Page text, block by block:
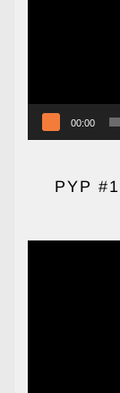
00:00
PYP